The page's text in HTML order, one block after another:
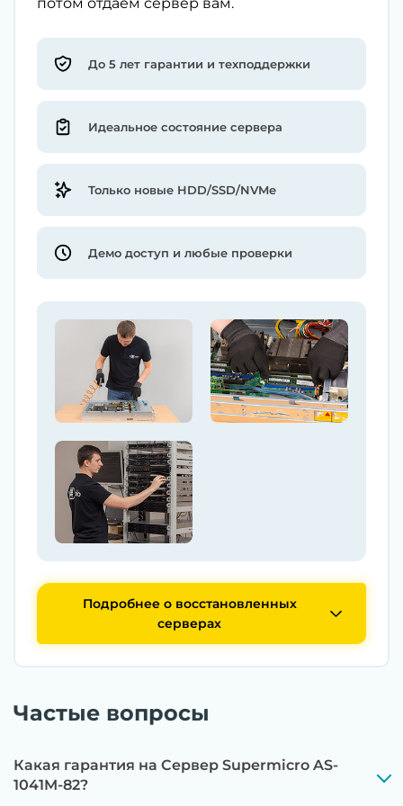
До 5 лет гарантии и техподдержки
Идеальное состояние сервера
Только новые HDD/SSD/NVMe
Демо доступ и любые проверки
Подробнее о восстановленных
серверах
Частые вопросы
Какая гарантия на Сервер Supermicro AS-
1041M-82?